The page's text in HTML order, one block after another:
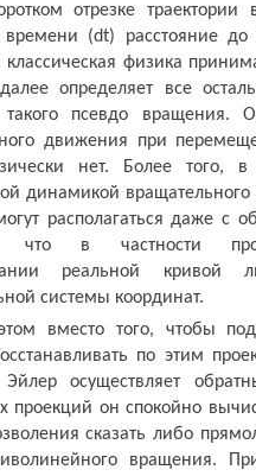
отрезке
времени (dt) расстояние
классическая физика
определяет все
псевдо вращения.
движения при
нет. Более того, в
динамикой
располагаться даже с
что в частности
реальной
системы координат.
вместо того, чтобы
по этим
осуществляет
проекций он спокойно
сказать либо
вращения.